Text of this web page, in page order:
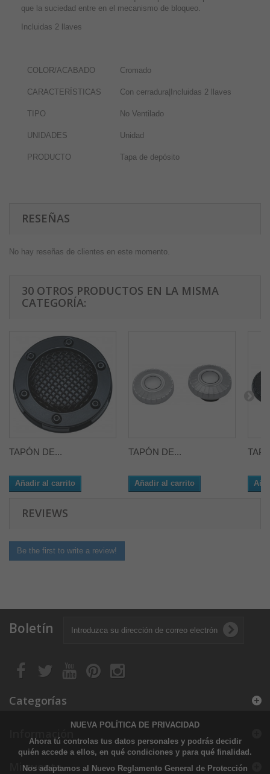
que la suciedad entre en el mecanismo de bloqueo.
Incluidas 2 llaves
COLOR/ACABADO Cromado
CARACTERÍSTICAS Con cerradura|Incluidas 2 llaves
TIPO No Ventilado
UNIDADES Unidad
PRODUCTO Tapa de depósito
RESEÑAS
No hay reseñas de clientes en este momento.
30 OTROS PRODUCTOS EN LA MISMA
CATEGORÍA:
TAPÓN DE...
Añadir al carrito
TAPÓN DE...
Añadir al carrito
REVIEWS
Be the first to write a review!
Boletín
Categorías
Información
Mi cuenta
NUEVA POLÍTICA DE PRIVACIDAD
Ahora tú controlas tus datos personales y podrás decidir
quién accede a ellos, en qué condiciones y para qué finalidad.
Nos adaptamos al Nuevo Reglamento General de Protección